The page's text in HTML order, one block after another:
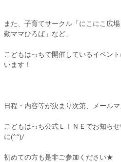
また、子育てサークル「にこにこ広
勤ママひろば」など、
こどもはっちで開催しているイベン
います！
日程・内容等が決まり次第、メール
こどもはっち公式ＬＩＮＥでお知ら
に(^^)/
初めての方も是非ご参加ください★